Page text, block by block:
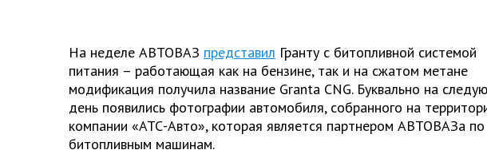
На неделе АВТОВАЗ представил Гранту с битопливной системой
питания – работающая как на бензине, так и на сжатом метане
модификация получила название Granta CNG. Буквально на
день появились фотографии автомобиля, собранного на
компании «АТС-Авто», которая является партнером АВТОВАЗа по
битопливным машинам.